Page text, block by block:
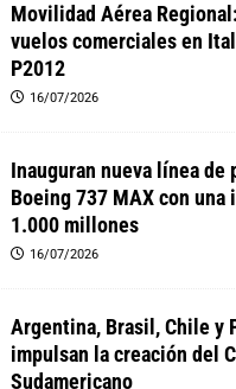
Movilidad Aérea
vuelos comerciales en
P2012
16/07/2026
Inauguran nueva línea de
Boeing 737 MAX con una
1.000 millones
16/07/2026
Argentina, Brasil, Chile y
impulsan la creación del
Sudamericano